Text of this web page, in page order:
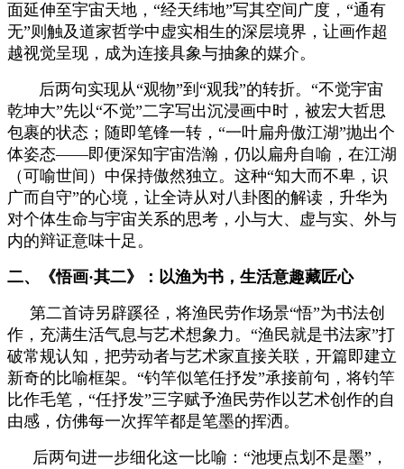
面延伸至宇宙天地，“经天纬地”写其空间广度，“通有
无”则触及道家哲学中虚实相生的深层境界，让画作超
越视觉呈现，成为连接具象与抽象的媒介。
后两句实现从“观物”到“观我”的转折。“不觉宇宙
乾坤大”先以“不觉”二字写出沉浸画中时，被宏大哲思
包裹的状态；随即笔锋一转，“一叶扁舟傲江湖”抛出个
体姿态——即便深知宇宙浩瀚，仍以扁舟自喻，在江湖
（可喻世间）中保持傲然独立。这种“知大而不卑，识
广而自守”的心境，让全诗从对八卦图的解读，升华为
对个体生命与宇宙关系的思考，小与大、虚与实、外与
内的辩证意味十足。
二、《悟画·其二》：以渔为书，生活意趣藏匠心
第二首诗另辟蹊径，将渔民劳作场景“悟”为书法创
作，充满生活气息与艺术想象力。“渔民就是书法家”打
破常规认知，把劳动者与艺术家直接关联，开篇即建立
新奇的比喻框架。“钓竿似笔任抒发”承接前句，将钓竿
比作毛笔，“任抒发”三字赋予渔民劳作以艺术创作的自
由感，仿佛每一次挥竿都是笔墨的挥洒。
后两句进一步细化这一比喻：“池埂点划不是墨”，